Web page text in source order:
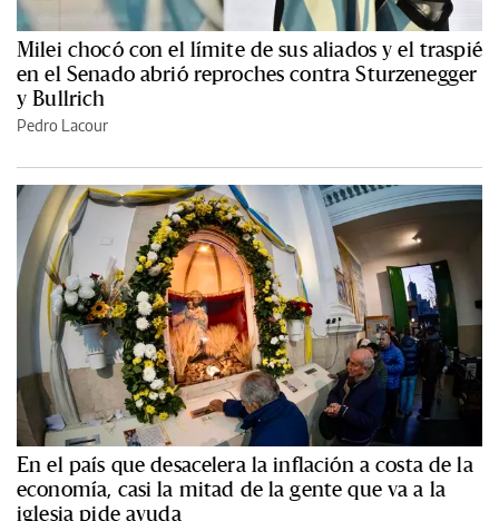
Milei chocó con el límite de sus aliados y el traspié
en el Senado abrió reproches contra Sturzenegger
y Bullrich
Pedro Lacour
En el país que desacelera la inflación a costa de la
economía, casi la mitad de la gente que va a la
iglesia pide ayuda